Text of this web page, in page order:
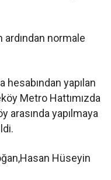
ardından normale
yapılan
Metro Hattımızda
yapılmaya
Hüseyin